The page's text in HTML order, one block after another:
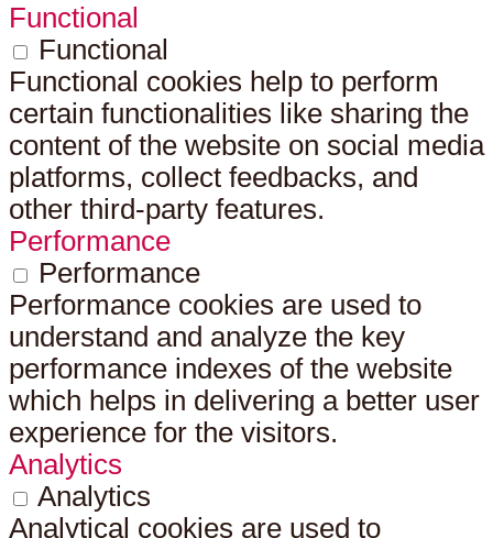
Functional
Functional
Functional cookies help to perform
certain functionalities like sharing the
content of the website on social media
platforms, collect feedbacks, and
other third-party features.
Performance
Performance
Performance cookies are used to
understand and analyze the key
performance indexes of the website
which helps in delivering a better user
experience for the visitors.
Analytics
Analytics
Analytical cookies are used to